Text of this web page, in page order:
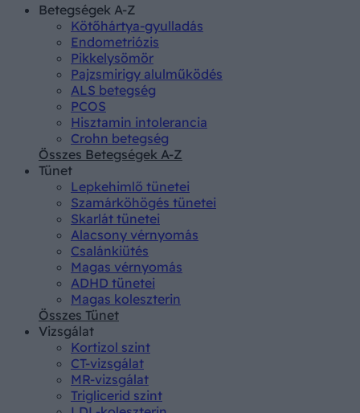
Betegségek A-Z
Kötőhártya-gyulladás
Endometriózis
Pikkelysömör
Pajzsmirigy alulműködés
ALS betegség
PCOS
Hisztamin intolerancia
Crohn betegség
Összes Betegségek A-Z
Tünet
Lepkehimlő tünetei
Szamárköhögés tünetei
Skarlát tünetei
Alacsony vérnyomás
Csalánkiütés
Magas vérnyomás
ADHD tünetei
Magas koleszterin
Összes Tünet
Vizsgálat
Kortizol szint
CT-vizsgálat
MR-vizsgálat
Triglicerid szint